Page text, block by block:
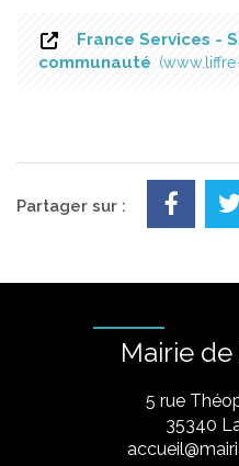
France Services -
communauté
Partager sur :
Mairie
5 rue
​35340